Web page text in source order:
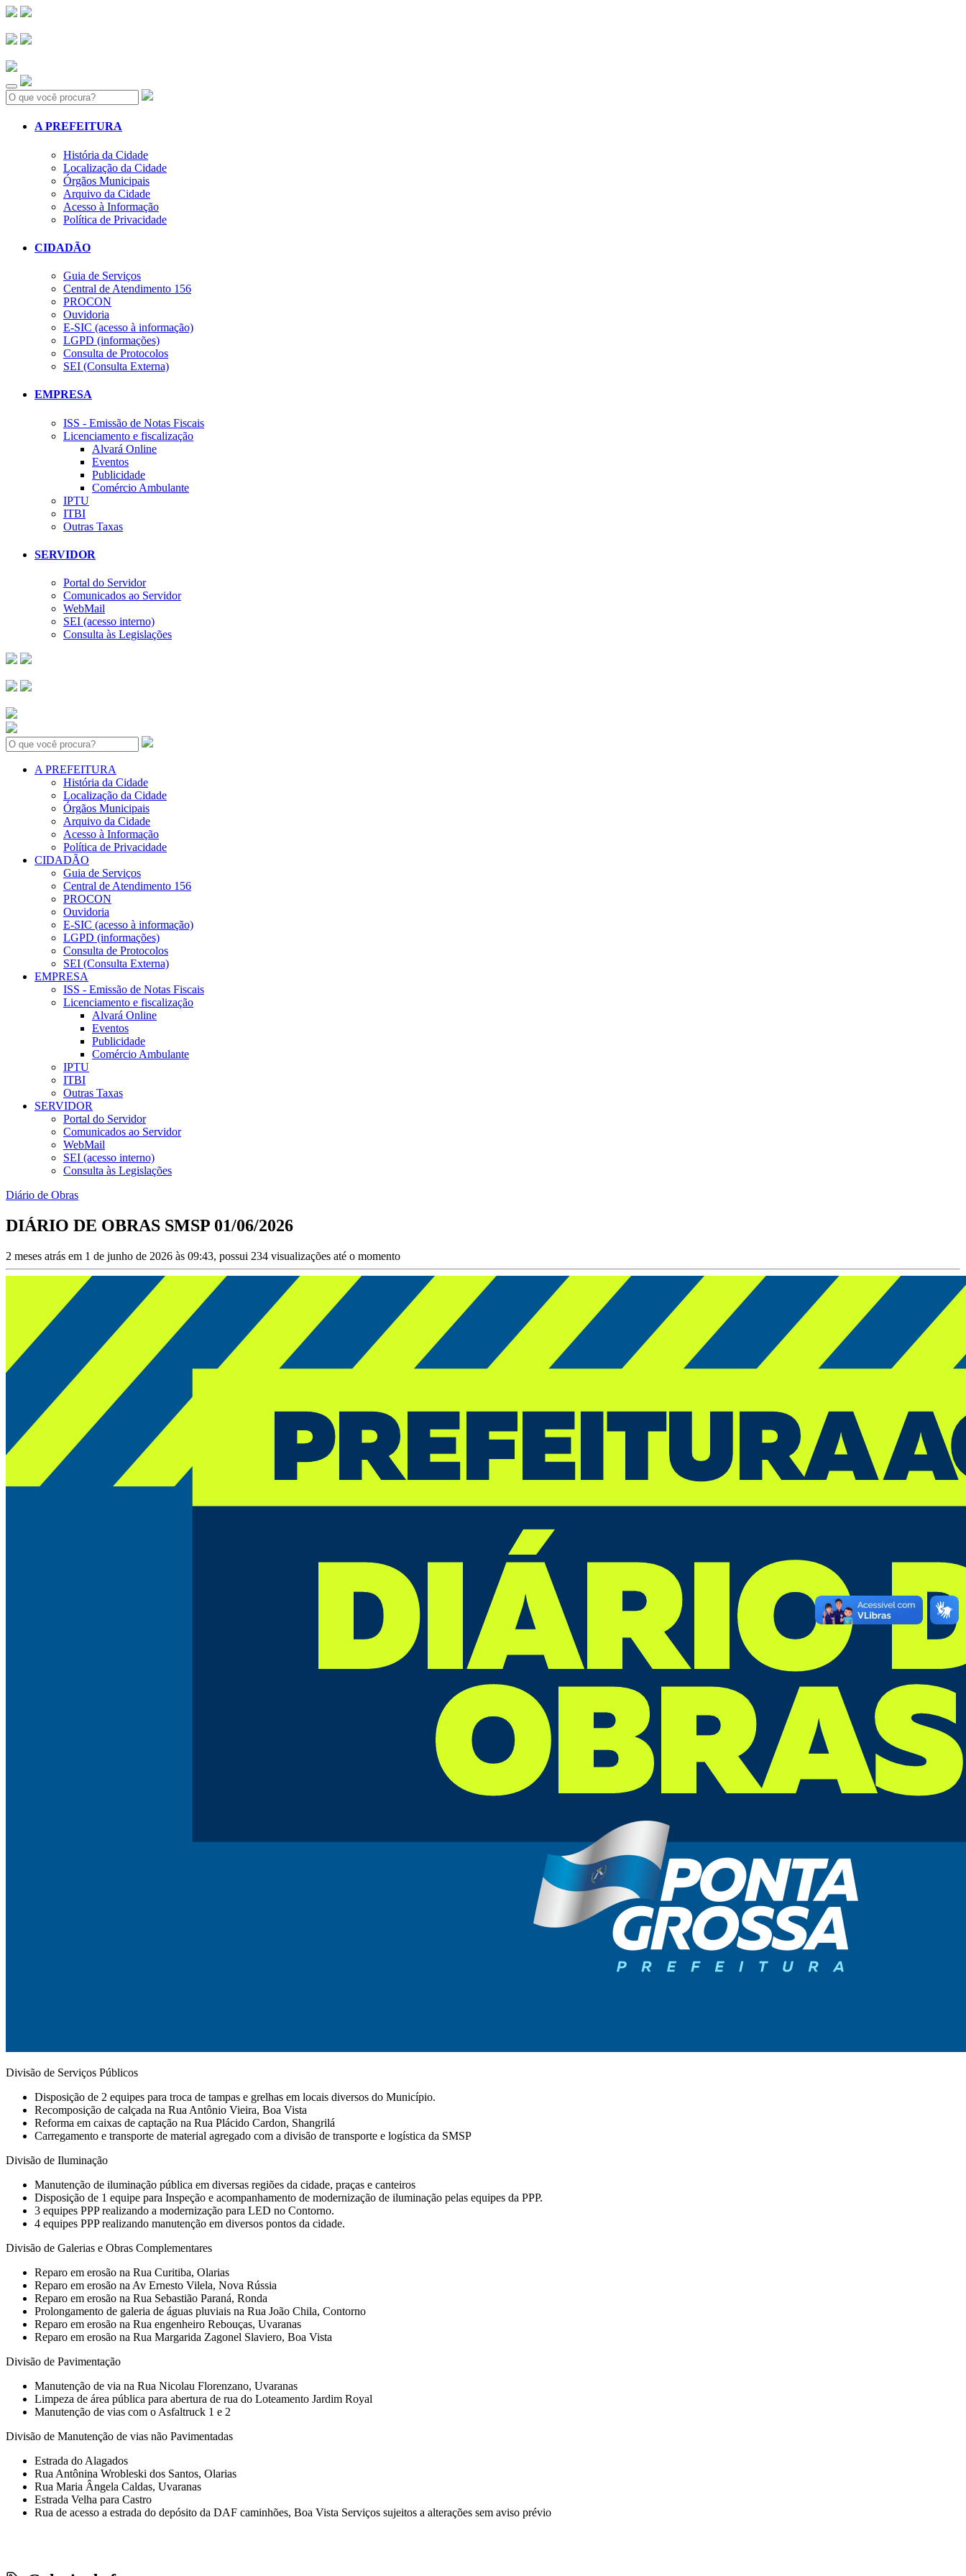
Search:
A PREFEITURA
História da Cidade
Localização da Cidade
Órgãos Municipais
Arquivo da Cidade
Acesso à Informação
Política de Privacidade
CIDADÃO
Guia de Serviços
Central de Atendimento 156
PROCON
Ouvidoria
E-SIC (acesso à informação)
LGPD (informações)
Consulta de Protocolos
SEI (Consulta Externa)
EMPRESA
ISS - Emissão de Notas Fiscais
Licenciamento e fiscalização
Alvará Online
Eventos
Publicidade
Comércio Ambulante
IPTU
ITBI
Outras Taxas
SERVIDOR
Portal do Servidor
Comunicados ao Servidor
WebMail
SEI (acesso interno)
Consulta às Legislações
Search:
A PREFEITURA
História da Cidade
Localização da Cidade
Órgãos Municipais
Arquivo da Cidade
Acesso à Informação
Política de Privacidade
CIDADÃO
Guia de Serviços
Central de Atendimento 156
PROCON
Ouvidoria
E-SIC (acesso à informação)
LGPD (informações)
Consulta de Protocolos
SEI (Consulta Externa)
EMPRESA
ISS - Emissão de Notas Fiscais
Licenciamento e fiscalização
Alvará Online
Eventos
Publicidade
Comércio Ambulante
IPTU
ITBI
Outras Taxas
SERVIDOR
Portal do Servidor
Comunicados ao Servidor
WebMail
SEI (acesso interno)
Consulta às Legislações
Diário de Obras
DIÁRIO DE OBRAS SMSP 01/06/2026
2 meses atrás em 1 de junho de 2026 às 09:43, possui 234 visualizações até o momento
Divisão de Serviços Públicos
Disposição de 2 equipes para troca de tampas e grelhas em locais diversos do Município.
Recomposição de calçada na Rua Antônio Vieira, Boa Vista
Reforma em caixas de captação na Rua Plácido Cardon, Shangrilá
Carregamento e transporte de material agregado com a divisão de transporte e logística da SMSP
Divisão de Iluminação
Manutenção de iluminação pública em diversas regiões da cidade, praças e canteiros
Disposição de 1 equipe para Inspeção e acompanhamento de modernização de iluminação pelas equipes da PPP.
3 equipes PPP realizando a modernização para LED no Contorno.
4 equipes PPP realizando manutenção em diversos pontos da cidade.
Divisão de Galerias e Obras Complementares
Reparo em erosão na Rua Curitiba, Olarias
Reparo em erosão na Av Ernesto Vilela, Nova Rússia
Reparo em erosão na Rua Sebastião Paraná, Ronda
Prolongamento de galeria de águas pluviais na Rua João Chila, Contorno
Reparo em erosão na Rua engenheiro Rebouças, Uvaranas
Reparo em erosão na Rua Margarida Zagonel Slaviero, Boa Vista
Divisão de Pavimentação
Manutenção de via na Rua Nicolau Florenzano, Uvaranas
Limpeza de área pública para abertura de rua do Loteamento Jardim Royal
Manutenção de vias com o Asfaltruck 1 e 2
Divisão de Manutenção de vias não Pavimentadas
Estrada do Alagados
Rua Antônina Wrobleski dos Santos, Olarias
Rua Maria Ângela Caldas, Uvaranas
Estrada Velha para Castro
Rua de acesso a estrada do depósito da DAF caminhões, Boa Vista Serviços sujeitos a alterações sem aviso prévio